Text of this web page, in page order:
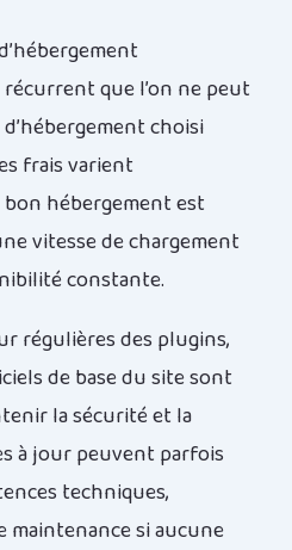
que l’on ne peut
choisi
frais varient
hébergement est
vitesse de chargement
constante.
régulières des plugins,
de base du site sont
la sécurité et la
à jour peuvent parfois
techniques,
si aucune